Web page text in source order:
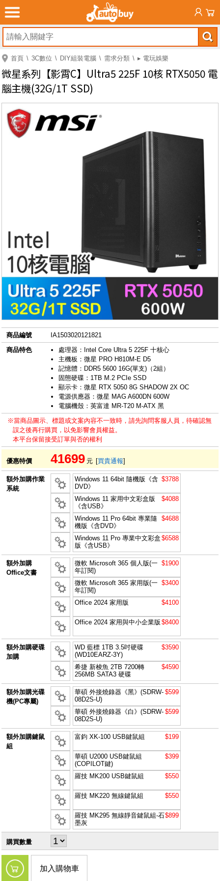
首頁 3C數位 DIY組裝電腦 需求分類 ▸ 電玩娛樂
微星系列【影霄C】Ultra5 225F 10核 RTX5050 電
腦主機(32G/1T SSD)
商品編號
IA1503020121821
商品特色
處理器：Intel Core Ultra 5 225F 十核心
主機板：微星 PRO H810M-E D5
記憶體：DDR5 5600 16G(單支)（2組）
固態硬碟：1TB M.2 PCIe SSD
顯示卡：微星 RTX 5050 8G SHADOW 2X OC
電源供應器：微星 MAG A600DN 600W
電腦機殼：英富達 MR-T20 M-ATX 黑
※當商品圖示、標題或文案內容不一致時，請先詢問客服人員，待確認無
誤之後再行購買，以免影響會員權益。
本平台保留接受訂單與否的權利
優惠特價 41699 元 [買貴通報]
額外加購作業
系統
Windows 11 64bit 隨機版《含
DVD》
$3788
Windows 11 家用中文彩盒版
《含USB》
$4088
Windows 11 Pro 64bit 專業隨
機版《含DVD》
$4688
Windows 11 Pro 專業中文彩盒
版《含USB》
$6588
額外加購
Office文書
微軟 Microsoft 365 個人版(一
年訂閱)
$1900
微軟 Microsoft 365 家用版(一
年訂閱)
$3400
Office 2024 家用版 $4100
Office 2024 家用與中小企業版 $8400
額外加購硬碟
加購
WD 藍標 1TB 3.5吋硬碟
(WD10EARZ-3Y)
$3590
希捷 新梭魚 2TB 7200轉
256MB SATA3 硬碟
$4590
額外加購光碟
機(PC專屬)
華碩 外接燒錄器《黑》(SDRW-
08D2S-U)
$599
華碩 外接燒錄器《白》(SDRW-
08D2S-U)
$599
額外加購鍵鼠
組
富鈞 XK-100 USB鍵鼠組 $199
華碩 U2000 USB鍵鼠組
(COPILOT鍵)
$399
羅技 MK200 USB鍵鼠組 $550
羅技 MK220 無線鍵鼠組 $550
羅技 MK295 無線靜音鍵鼠組-石
墨灰
$899
購買數量
加入購物車